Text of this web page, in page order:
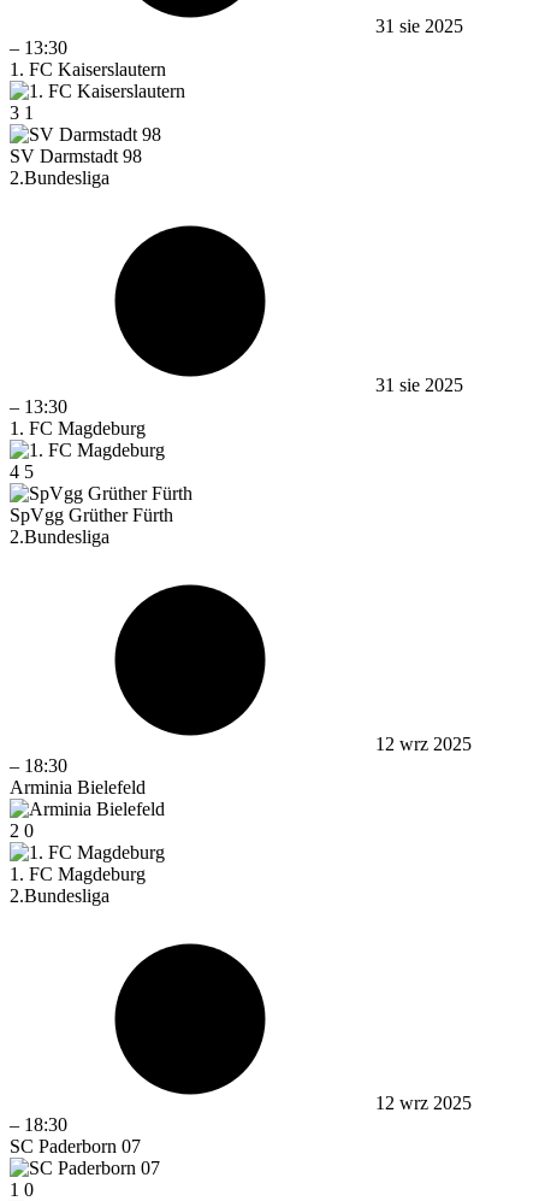
31 sie 2025
– 13:30
1. FC Kaiserslautern
3 1
SV Darmstadt 98
2.Bundesliga
31 sie 2025
– 13:30
1. FC Magdeburg
4 5
SpVgg Grüther Fürth
2.Bundesliga
12 wrz 2025
– 18:30
Arminia Bielefeld
2 0
1. FC Magdeburg
2.Bundesliga
12 wrz 2025
– 18:30
SC Paderborn 07
1 0